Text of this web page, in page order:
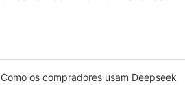
Como os compradores usam Deepseek